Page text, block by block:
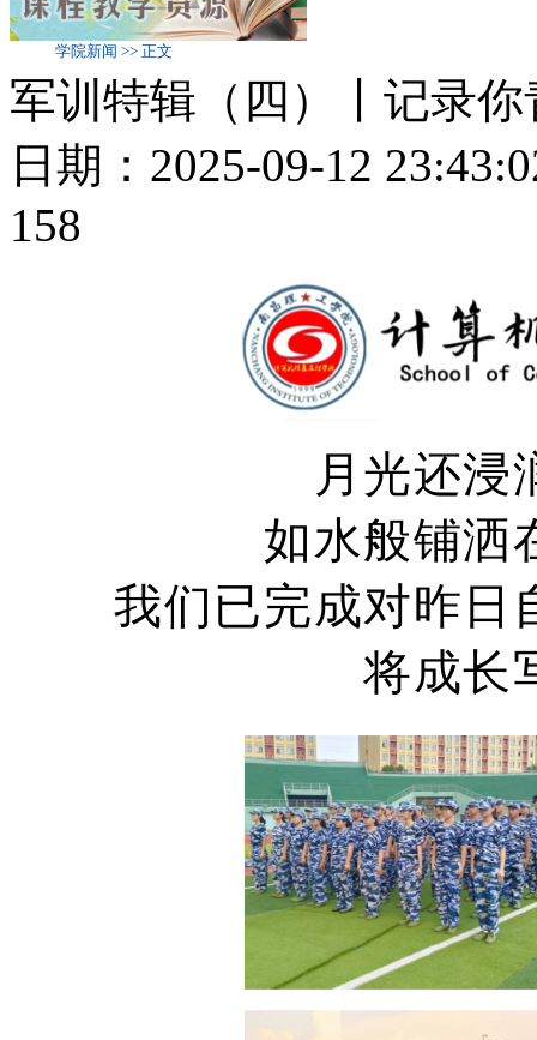
学院新闻 >> 正文
军训特辑（四）丨记录
日期：2025-09-12
158
月光还浸
如水般铺洒
我们已完成对昨日
将成长